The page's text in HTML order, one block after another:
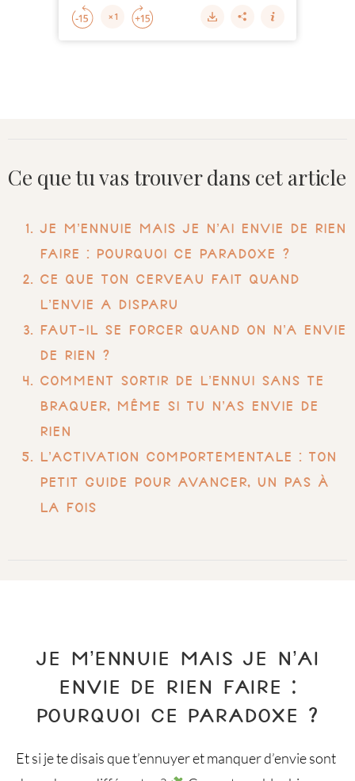
Ce que tu vas trouver dans cet article
Je m’ennuie mais je n’ai envie de rien
faire : pourquoi ce paradoxe ?
Ce que ton cerveau fait quand
l’envie a disparu
Faut-il se forcer quand on n’a envie
de rien ?
Comment sortir de l’ennui sans te
braquer, même si tu n’as envie de
rien
L’activation comportementale : ton
petit guide pour avancer, un pas à
la fois
JE M’ENNUIE MAIS JE N’AI
ENVIE DE RIEN FAIRE :
POURQUOI CE PARADOXE ?
Et si je te disais que t’ennuyer et manquer d’envie sont